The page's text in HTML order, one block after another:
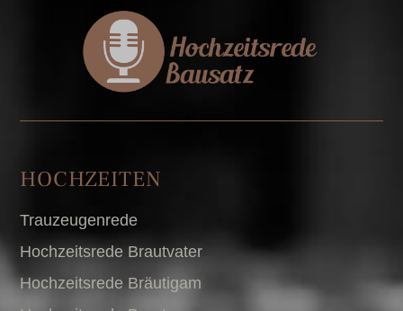
HOCHZEITEN
Trauzeugenrede
Hochzeitsrede Brautvater
Hochzeitsrede Bräutigam